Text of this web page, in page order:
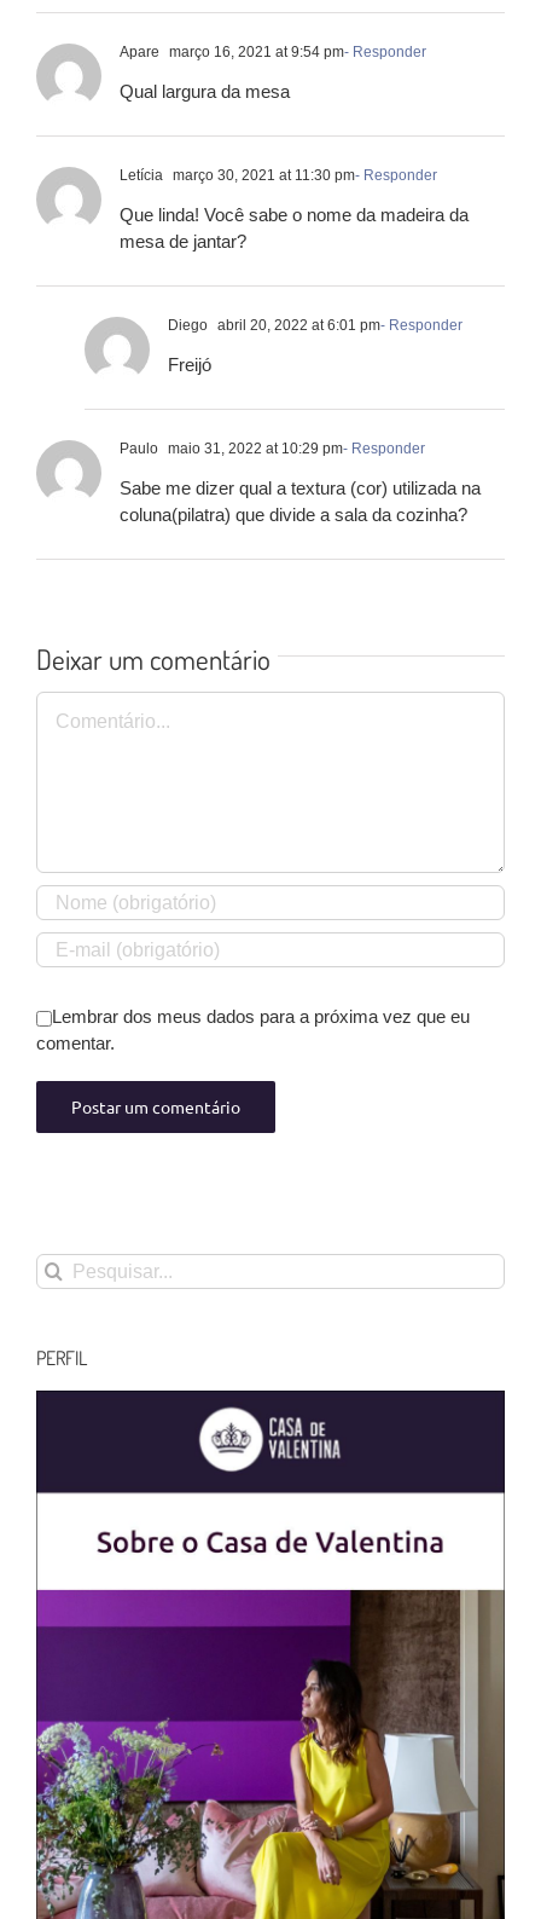
Apare março 16, 2021 at 9:54 pm- Responder
Qual largura da mesa
Letícia março 30, 2021 at 11:30 pm- Responder
Que linda! Você sabe o nome da madeira da
mesa de jantar?
Diego abril 20, 2022 at 6:01 pm- Responder
Freijó
Paulo maio 31, 2022 at 10:29 pm- Responder
Sabe me dizer qual a textura (cor) utilizada na
coluna(pilatra) que divide a sala da cozinha?
Deixar um comentário
Comentário
Lembrar dos meus dados para a próxima vez que eu
comentar.
Buscar
resultados
PERFIL